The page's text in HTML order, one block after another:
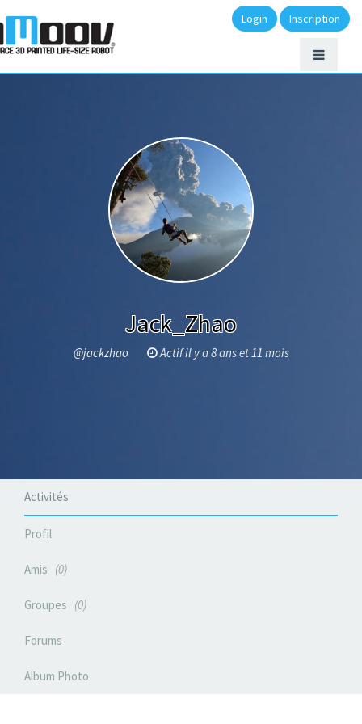
Login Inscription
Jack_Zhao
@jackzhao Actif il y a 8 ans et 11 mois
Activités
Profil
Amis 0
Groupes 0
Forums
Album Photo